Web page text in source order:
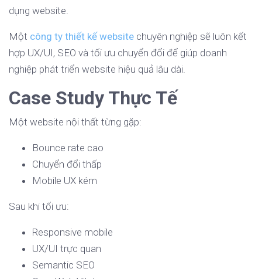
dụng website.
Một công ty thiết kế website chuyên nghiệp sẽ luôn kết
hợp UX/UI, SEO và tối ưu chuyển đổi để giúp doanh
nghiệp phát triển website hiệu quả lâu dài.
Case Study Thực Tế
Một website nội thất từng gặp:
Bounce rate cao
Chuyển đổi thấp
Mobile UX kém
Sau khi tối ưu:
Responsive mobile
UX/UI trực quan
Semantic SEO